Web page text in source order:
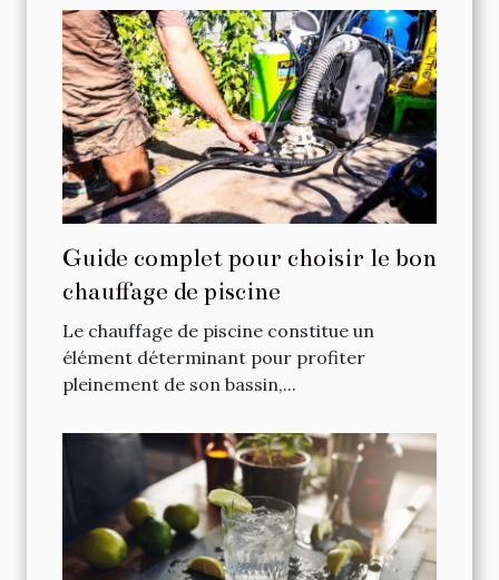
Guide complet pour choisir le bon
chauffage de piscine
Le chauffage de piscine constitue un
élément déterminant pour profiter
pleinement de son bassin,...